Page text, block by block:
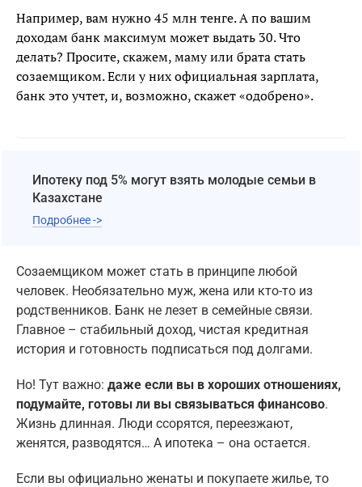
Например, вам нужно 45 млн тенге. А по вашим
доходам банк максимум может выдать 30. Что
делать? Просите, скажем, маму или брата стать
созаемщиком. Если у них официальная зарплата,
банк это учтет, и, возможно, скажет «одобрено».
Ипотеку под 5% могут взять молодые семьи в
Казахстане
Подробнее ->
Созаемщиком может стать в принципе любой
человек. Необязательно муж, жена или кто-то из
родственников. Банк не лезет в семейные связи.
Главное – стабильный доход, чистая кредитная
история и готовность подписаться под долгами.
Но! Тут важно: даже если вы в хороших отношениях,
подумайте, готовы ли вы связываться финансово.
Жизнь длинная. Люди ссорятся, переезжают,
женятся, разводятся… А ипотека – она остается.
Если вы официально женаты и покупаете жилье, то